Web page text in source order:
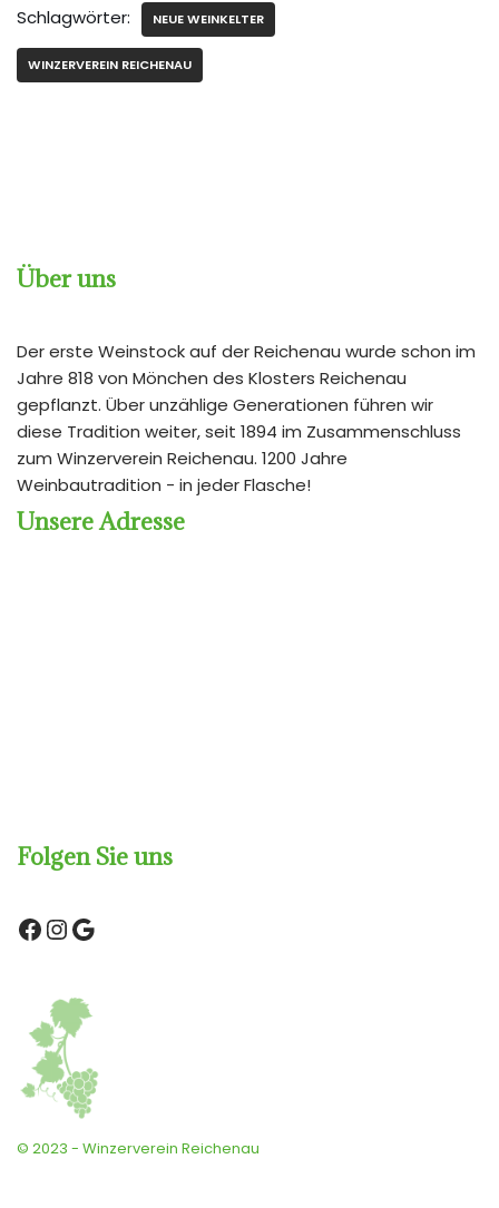
Schlagwörter: NEUE WEINKELTER
WINZERVEREIN REICHENAU
Über uns
Der erste Weinstock auf der Reichenau wurde schon im
Jahre 818 von Mönchen des Klosters Reichenau
gepflanzt. Über unzählige Generationen führen wir
diese Tradition weiter, seit 1894 im Zusammenschluss
zum Winzerverein Reichenau. 1200 Jahre
Weinbautradition - in jeder Flasche!
Unsere Adresse
Folgen Sie uns
© 2023 - Winzerverein Reichenau